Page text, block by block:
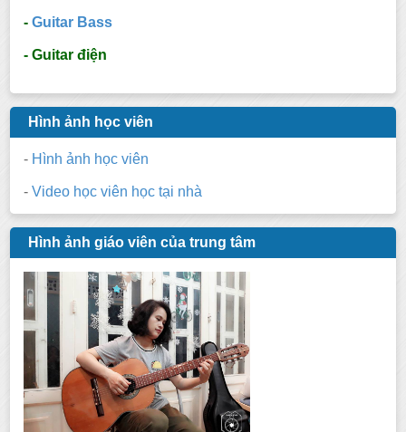
-Guitar Bass
- Guitar điện
Hình ảnh học viên
- Hình ảnh học viên
-Video học viên học tại nhà
Hình ảnh giáo viên của trung tâm